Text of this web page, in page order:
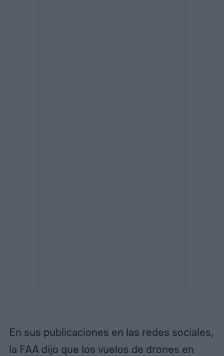
En sus publicaciones en las redes sociales,
la FAA dijo que los vuelos de drones en